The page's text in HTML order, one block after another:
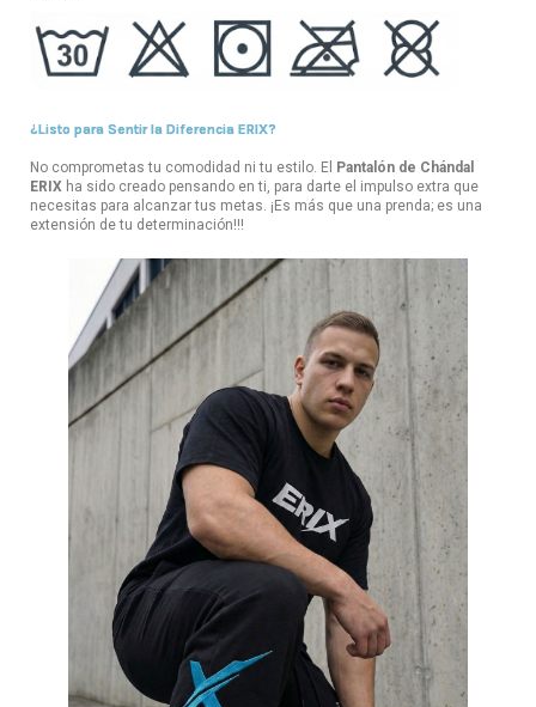
¿Listo para Sentir la Diferencia ERIX?
No comprometas tu comodidad ni tu estilo. El Pantalón de Chándal
ERIX ha sido creado pensando en ti, para darte el impulso extra que
necesitas para alcanzar tus metas. ¡Es más que una prenda; es una
extensión de tu determinación!!!